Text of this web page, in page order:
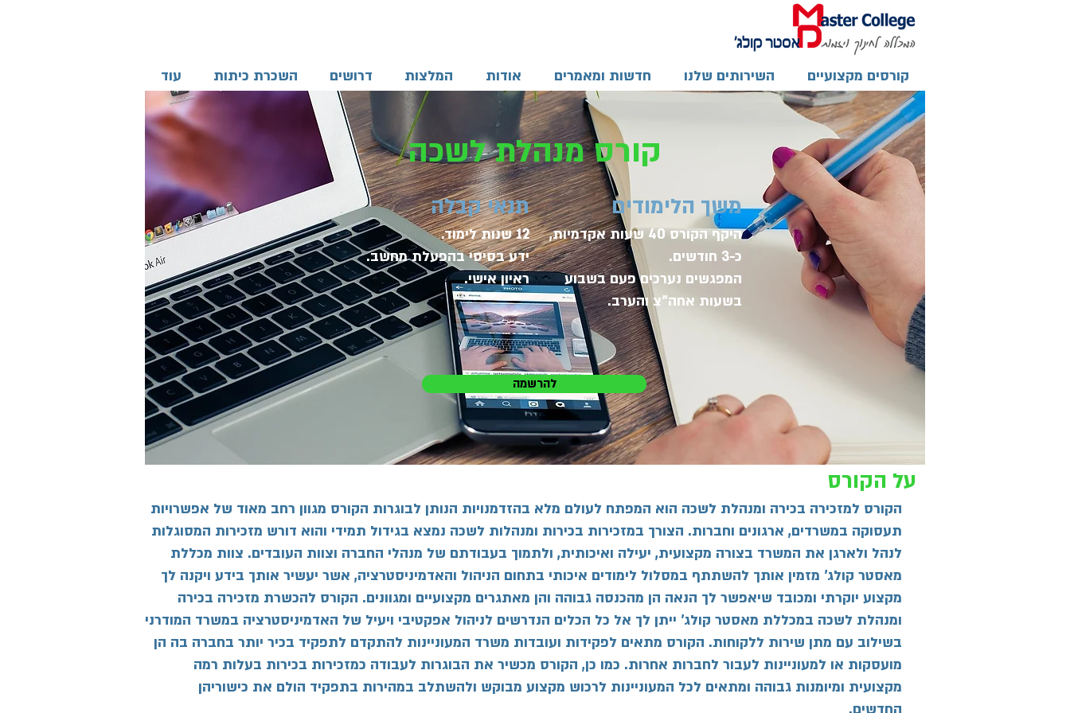
קורסים מקצועיים השירותים שלנו חדשות ומאמרים אודות המלצות דרושים השכרת כיתות עוד
קורס מנהלת לשכה
תנאי קבלה
12 שנות לימוד.
ידע בסיסי בהפעלת מחשב.
ראיון אישי.
משך הלימודים
היקף הקורס 40 שעות אקדמיות,
כ-3 חודשים.
המפגשים נערכים פעם בשבוע
בשעות אחה"צ והערב.
להרשמה
על הקורס
הקורס למזכירה בכירה ומנהלת לשכה הוא המפתח לעולם מלא בהזדמנויות הנותן לבוגרות הקורס מגוון רחב מאוד של אפשרויות
תעסוקה במשרדים, ארגונים וחברות. הצורך במזכירות בכירות ומנהלות לשכה נמצא בגידול תמידי והוא דורש מזכירות המסוגלות
לנהל ולארגן את המשרד בצורה מקצועית, יעילה ואיכותית, ולתמוך בעבודתם של מנהלי החברה וצוות העובדים. צוות מכללת
מאסטר קולג' מזמין אותך להשתתף במסלול לימודים איכותי בתחום הניהול והאדמיניסטרציה, אשר יעשיר אותך בידע ויקנה לך
מקצוע יוקרתי ומכובד שיאפשר לך הנאה הן מהכנסה גבוהה והן מאתגרים מקצועיים ומגוונים. הקורס להכשרת מזכירה בכירה
ומנהלת לשכה במכללת מאסטר קולג' ייתן לך אל כל הכלים הנדרשים לניהול אפקטיבי ויעיל של האדמיניסטרציה במשרד המודרני
בשילוב עם מתן שירות ללקוחות. הקורס מתאים לפקידות ועובדות משרד המעוניינות להתקדם לתפקיד בכיר יותר בחברה בה הן
מועסקות או למעוניינות לעבור לחברות אחרות. כמו כן, הקורס מכשיר את הבוגרות לעבודה כמזכירות בכירות בעלות רמה
מקצועית ומיומנות גבוהה ומתאים לכל המעוניינות לרכוש מקצוע מבוקש ולהשתלב במהירות בתפקיד הולם את כישוריהן